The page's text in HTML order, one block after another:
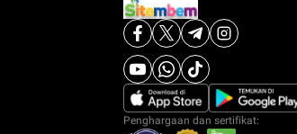
Penghargaan dan sertifikat: